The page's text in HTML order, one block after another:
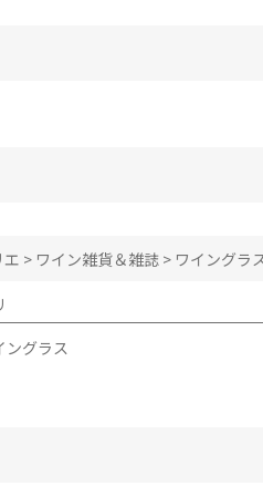
> ワイン雑貨＆雑誌 > ワイングラ
ングラス